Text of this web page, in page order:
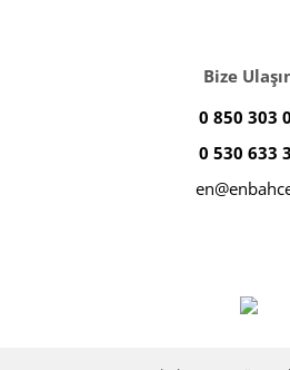
Bize
0 850 303
0 530 633